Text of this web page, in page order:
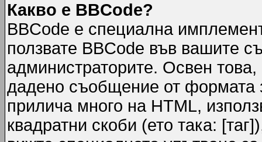
Какво е BBCode?
BBCode е специална
ползвате BBCode във вашите
администраторите. Освен
дадено съобщение от формата
прилича много на HTML,
квадратни скоби (ето така: